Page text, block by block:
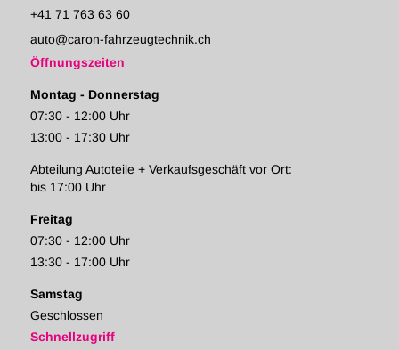
+41 71 763 63 60
auto@caron-fahrzeugtechnik.ch
Öffnungszeiten
Montag - Donnerstag
07:30 - 12:00 Uhr
13:00 - 17:30 Uhr
Abteilung Autoteile + Verkaufsgeschäft vor Ort:
bis 17:00 Uhr
Freitag
07:30 - 12:00 Uhr
13:30 - 17:00 Uhr
Samstag
Geschlossen
Schnellzugriff